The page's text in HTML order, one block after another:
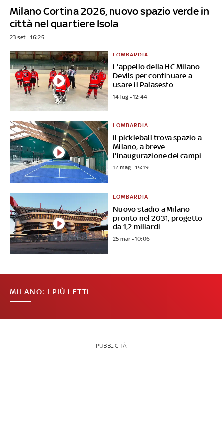
Milano Cortina 2026, nuovo spazio verde in
città nel quartiere Isola
23 set - 16:25
L'appello della HC Milano
Devils per continuare a
usare il Palasesto
LOMBARDIA
14 lug - 12:44
Il pickleball trova spazio a
Milano, a breve
l'inaugurazione dei campi
LOMBARDIA
12 mag - 15:19
Nuovo stadio a Milano
pronto nel 2031, progetto
da 1,2 miliardi
LOMBARDIA
25 mar - 10:06
MILANO: I PIÙ LETTI
PUBBLICITÀ